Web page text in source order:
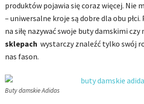
produktów pojawia się coraz więcej. Nie
– uniwersalne kroje są dobre dla obu
na siłę nazywać swoje buty damskimi czy
sklepach wystarczy znaleźć tylko swój
nas fason.
Buty damskie Adidas